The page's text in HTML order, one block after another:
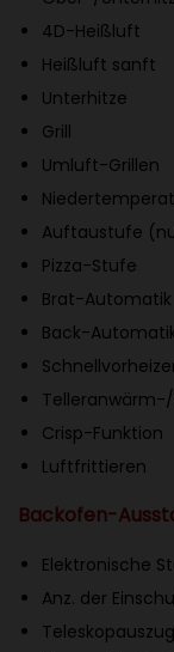
u
,
4D-Heißluft
Heißluft sanft
Unterhitze
Grill
Umluft-Grillen
Auftaustufe
Pizza-Stufe
Brat-Automatik
Back-
Crisp-Funktion
Luftfrittieren
Backofen-
Elektronische
Anz. der
Teleskopauszug